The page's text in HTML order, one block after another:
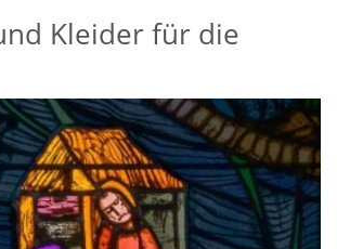
Kleider für die